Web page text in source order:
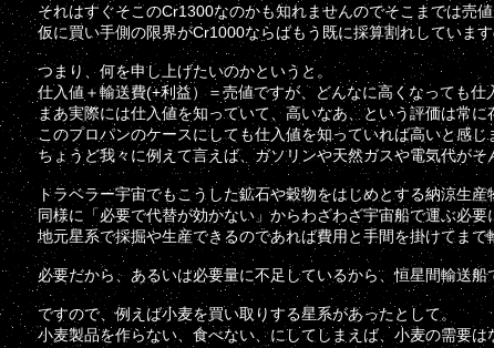
それはすぐそこのCr1300なのかも知れませんのでそこまでは売
仮に買い手側の限界がCr1000ならばもう既に採算割れしていま
つまり、何を申し上げたいのかというと。
仕入値＋輸送費(+利益）＝売値ですが、どんなに高くなっても
まあ実際には仕入値を知っていて、高いなあ、という評価は常に
このプロパンのケースにしても仕入値を知っていれば高いと感
ちょうど我々に例えて言えば、ガソリンや天然ガスや電気代が
トラベラー宇宙でもこうした鉱石や穀物をはじめとする納涼生
同様に「必要で代替が効かない」からわざわざ宇宙船で運ぶ必
地元星系で採掘や生産できるのであれば費用と手間を掛けてまで
必要だから、あるいは必要量に不足しているから、恒星間輸送
ですので、例えば小麦を買い取りする星系があったとして。
小麦製品を作らない、食べない、にしてしまえば、小麦の需要